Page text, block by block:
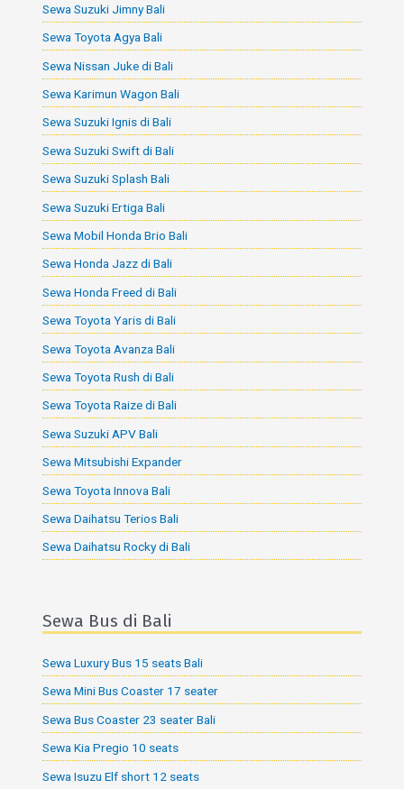
h
f
r
:
Sewa Suzuki Jimny Bali
Sewa Toyota Agya Bali
Sewa Nissan Juke di Bali
Sewa Karimun Wagon Bali
Sewa Suzuki Ignis di Bali
Sewa Suzuki Swift di Bali
Sewa Suzuki Splash Bali
Sewa Suzuki Ertiga Bali
Sewa Mobil Honda Brio Bali
Sewa Honda Jazz di Bali
Sewa Honda Freed di Bali
Sewa Toyota Yaris di Bali
Sewa Toyota Avanza Bali
Sewa Toyota Rush di Bali
Sewa Toyota Raize di Bali
Sewa Suzuki APV Bali
Sewa Mitsubishi Expander
Sewa Toyota Innova Bali
Sewa Daihatsu Terios Bali
Sewa Daihatsu Rocky di Bali
Sewa Bus di Bali
Sewa Luxury Bus 15 seats Bali
Sewa Mini Bus Coaster 17 seater
Sewa Bus Coaster 23 seater Bali
Sewa Kia Pregio 10 seats
Sewa Isuzu Elf short 12 seats